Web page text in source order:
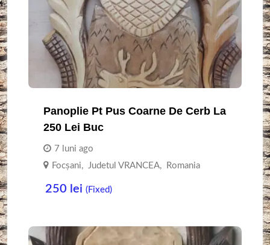
Panoplie Pt Pus Coarne De Cerb La
250 Lei Buc
7 luni ago
Focşani, Judetul VRANCEA, Romania
250 lei (Fixed)